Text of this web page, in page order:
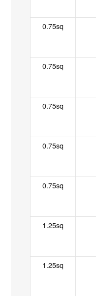
0.75sq
0.75sq
0.75sq
0.75sq
0.75sq
1.25sq
1.25sq